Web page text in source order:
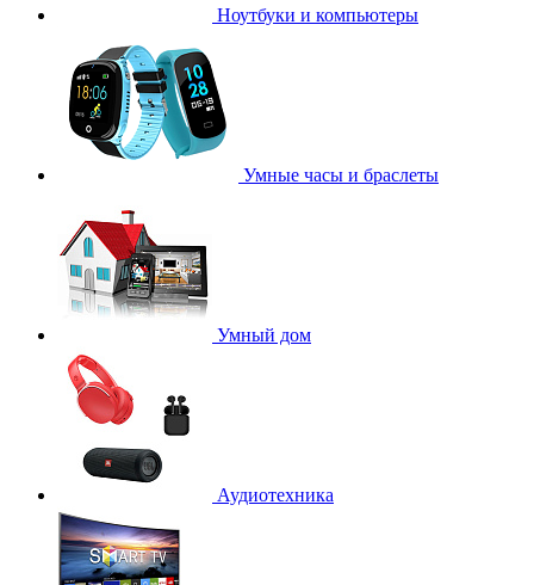
Ноутбуки и компьютеры
Умные часы и браслеты
Умный дом
Аудиотехника